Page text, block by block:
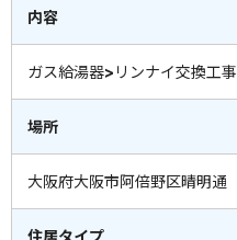
内容
ガス給湯器>リンナイ交換工事
場所
大阪府大阪市阿倍野区晴明通